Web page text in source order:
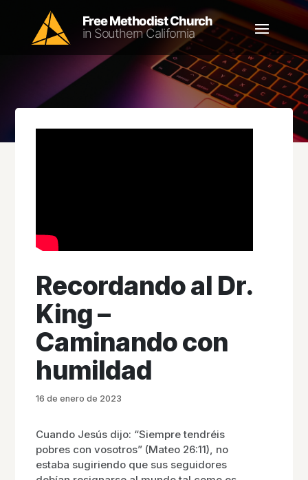
Recordando al Dr.
King –
Caminando con
humildad
16 de enero de 2023
Cuando Jesús dijo: “Siempre tendréis
pobres con vosotros” (Mateo 26:11), no
estaba sugiriendo que sus seguidores